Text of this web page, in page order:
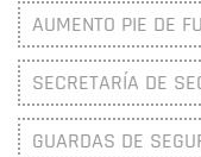
AUMENTO PIE DE
SECRETARÍA DE
GUARDAS DE